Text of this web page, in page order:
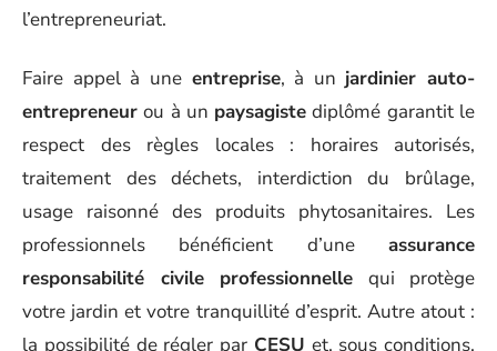
l’entrepreneuriat.
Faire appel à une entreprise, à un jardinier auto-
entrepreneur ou à un paysagiste diplômé garantit le
respect des règles locales : horaires autorisés,
traitement des déchets, interdiction du brûlage,
usage raisonné des produits phytosanitaires. Les
professionnels bénéficient d’une assurance
responsabilité civile professionnelle qui protège
votre jardin et votre tranquillité d’esprit. Autre atout :
la possibilité de régler par CESU et, sous conditions,